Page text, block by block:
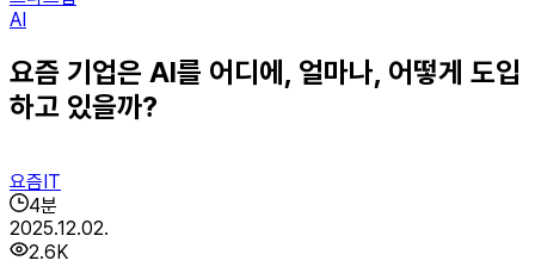
AI
요즘 기업은 AI를 어디에, 얼마나, 어떻게 도입
하고 있을까?
요즘IT
4분
2025.12.02.
2.6K